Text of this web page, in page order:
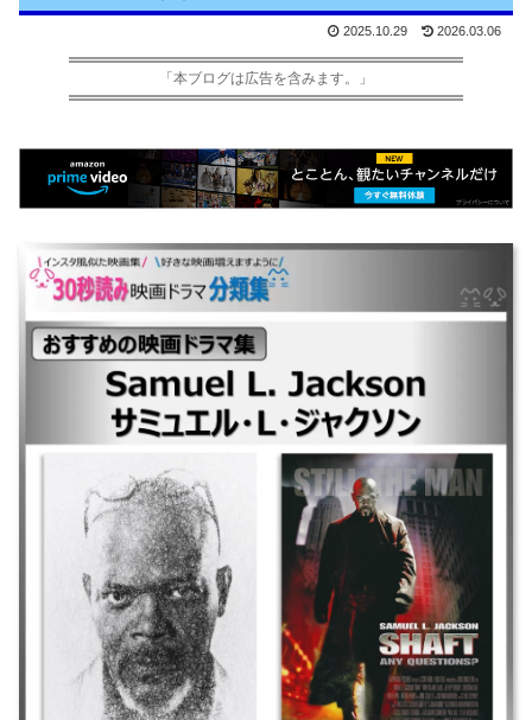
2025.10.29 2026.03.06
「本ブログは広告を含みます。」
｜ヒットマンズ・ワイフズ・ボディガード ｜スパイダーマン：ファー・フ
ロム・ホーム ｜シャフト／SHAFT ｜キャプテン・マーベル ｜キングコン
グ：髑髏島の巨神 ｜ヒットマンズ・ボディガード ｜ベアリー・リーサル
｜ヘイトフル・エイト ｜キングスマン ｜キャプテン・アメリカ／ウィン
ター・ソルジャー ｜アベンジャーズ ｜アイアンマン2 ｜1408号室 ｜ジャ
ンパー ｜レイクビュー・テラス危険な隣人 ｜スター・ウォーズ エピソー
ド3／シスの復讐 ｜トリプルX ネクスト・レベル ｜S.W.A.T. ｜閉ざされた
森 ｜チェンジング・レーン ｜トリプルX ｜スター・ウォーズ エピソード2
／クローンの攻撃 ｜英雄の条件 ｜スター・ウォーズ エピソード1／ファン
トム・メナス ｜ディープ・ブルー ｜交渉人 ｜評決のとき ｜ダイ・ハード
3 ｜パルプ・フィクション